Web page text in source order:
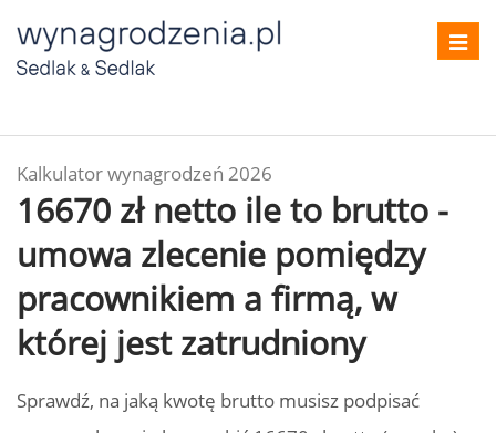
Kalkulator wynagrodzeń 2026
16670 zł netto ile to brutto -
umowa zlecenie pomiędzy
pracownikiem a firmą, w
której jest zatrudniony
Sprawdź, na jaką kwotę brutto musisz podpisać